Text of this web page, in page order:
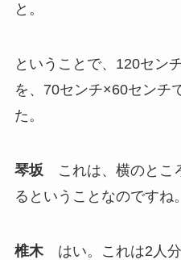
と。
ということで、120セン
を、70センチ×60センチ
た。
琴坂これは、横のとこ
るということなのですね。
椎木はい。これは2人分